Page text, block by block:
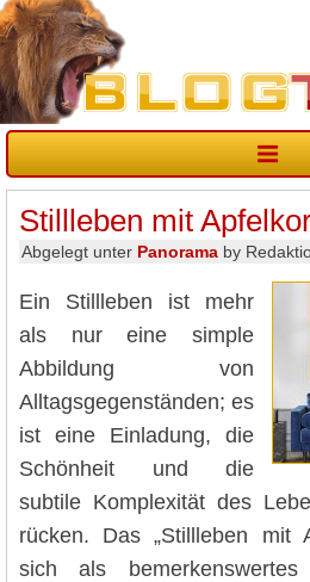
Stillleben mit
Abgelegt unter Panorama by
Ein Stillleben ist mehr
als nur eine simple
Abbildung von
Alltagsgegenständen; es
ist eine Einladung, die
Schönheit und die
subtile Komplexität des
rücken. Das „Stillleben mit
sich als